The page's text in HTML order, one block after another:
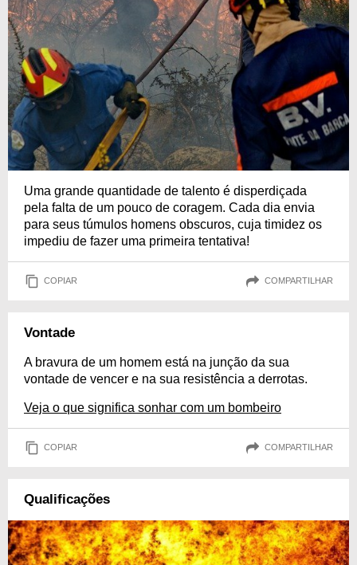
Uma grande quantidade de talento é disperdiçada
pela falta de um pouco de coragem. Cada dia envia
para seus túmulos homens obscuros, cuja timidez os
impediu de fazer uma primeira tentativa!
COPIAR COMPARTILHAR
Vontade
A bravura de um homem está na junção da sua
vontade de vencer e na sua resistência a derrotas.
Veja o que significa sonhar com um bombeiro
COPIAR COMPARTILHAR
Qualificações